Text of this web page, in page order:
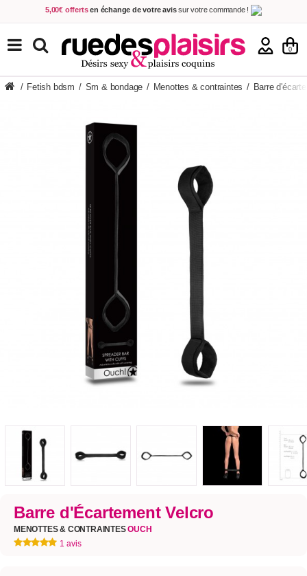
5,00€ offerts en échange de votre avissur votre commande !
Achetez aujourd'hui. Décidez quand payer !
Livraison en 48h
au prix de 2,90 € ! (Offerte dès 69,00€ d'achat)
0
TOUS NOS PRODUITS
/ Fetish bdsm / Sm & bondage / Menottes & contraintes / Barre
Barre d'Écartement Velcro
MENOTTES & CONTRAINTESOUCH
1 avis